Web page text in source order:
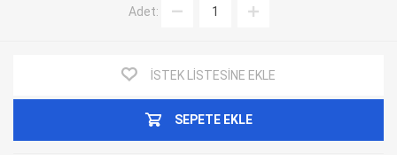
Adet:
İSTEK LISTESINE EKLE
SEPETE EKLE